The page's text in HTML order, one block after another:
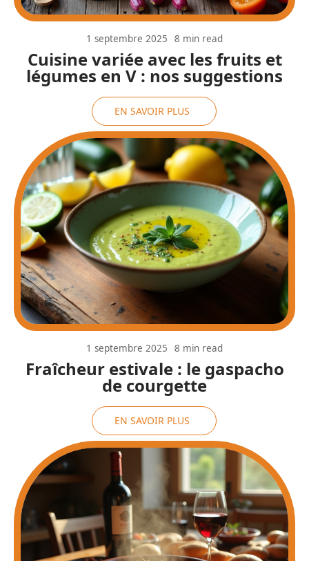
Cuisine variée avec les fruits et
légumes en V : nos suggestions
1 septembre 2025 8 min read
EN SAVOIR PLUS
Fraîcheur estivale : le gaspacho
de courgette
1 septembre 2025 8 min read
EN SAVOIR PLUS